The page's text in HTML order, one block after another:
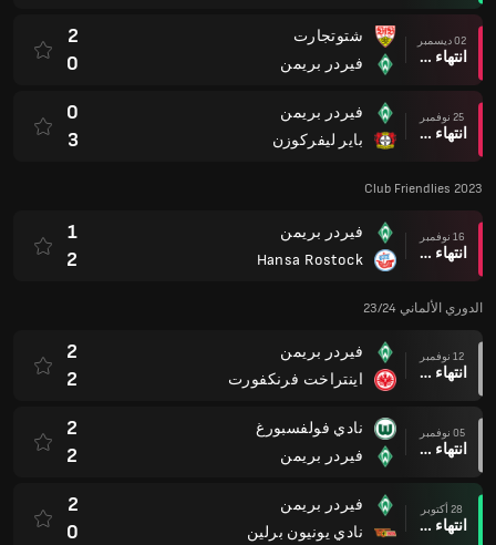
02 ديسمبر
انتهاء وقت المباراة
شتوتجارت
فيردر بريمن
2
0
25 نوفمبر
انتهاء وقت المباراة
فيردر بريمن
باير ليفركوزن
0
3
Club Friendlies 2023
16 نوفمبر
انتهاء وقت المباراة
فيردر بريمن
Hansa Rostock
1
2
الدوري الألماني 23/24
12 نوفمبر
انتهاء وقت المباراة
فيردر بريمن
اينتراخت فرنكفورت
2
2
05 نوفمبر
انتهاء وقت المباراة
نادي فولفسبورغ
فيردر بريمن
2
2
28 أكتوبر
انتهاء وقت المباراة
فيردر بريمن
نادي يونيون برلين
2
0